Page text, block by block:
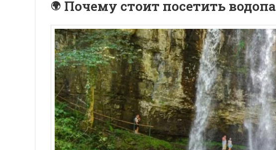
Почему стоит посетить